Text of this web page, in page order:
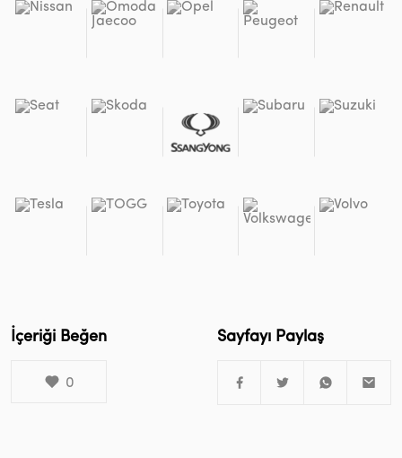
İçeriği Beğen
0
Sayfayı Paylaş